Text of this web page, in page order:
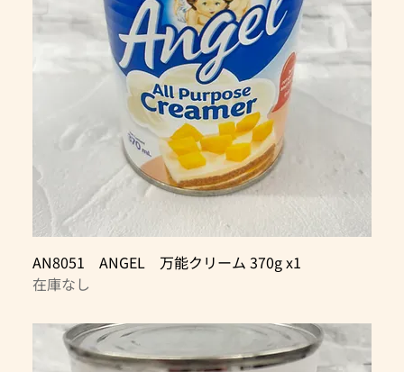
AN8051 ANGEL 万能クリーム 370g x1
在庫なし